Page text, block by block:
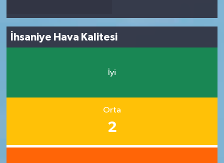
İhsaniye Hava Kalitesi
İyi
Orta
2